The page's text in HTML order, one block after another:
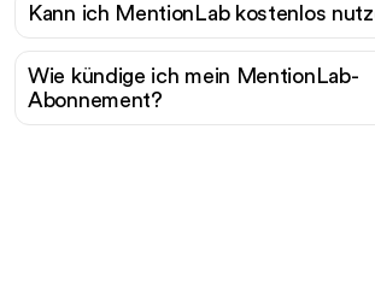
Kann ich MentionLab kostenlos
Wie kündige ich mein MentionLab-
Abonnement?